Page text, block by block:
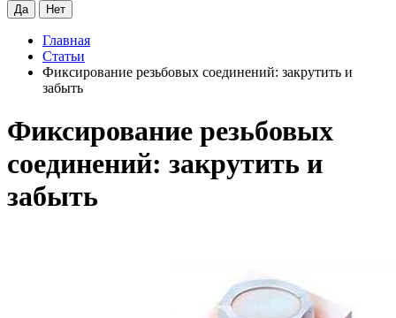
Да Нет
Главная
Статьи
Фиксирование резьбовых соединений: закрутить и
забыть
Фиксирование резьбовых
соединений: закрутить и
забыть